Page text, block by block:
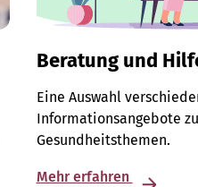
Beratung und
Eine Auswahl
Informationsangebote
Gesundheitsthemen.
Mehr erfahren